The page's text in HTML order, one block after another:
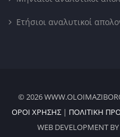
Ετήσιοι αναλυτικοί
© 2026
ΌΡΟΙ ΧΡΉΣΗΣ| ΠΟΛΙΤΙΚΉ
WEB DEVELOPMENT BY